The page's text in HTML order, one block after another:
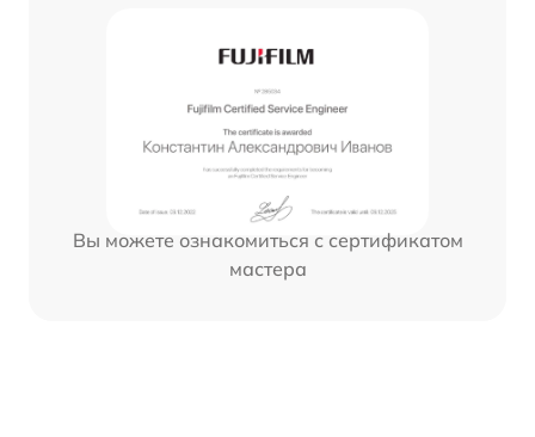
Вы можете ознакомиться с сертификатом
мастера